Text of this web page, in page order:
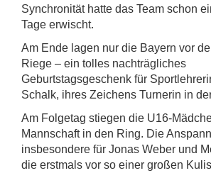
Synchronität hatte das Team schon
Tage erwischt.
Am Ende lagen nur die Bayern vor
Riege – ein tolles nachträgliches
Geburtstagsgeschenk für
Schalk, ihres Zeichens Turnerin in
Am Folgetag stiegen die U16-
Mannschaft in den Ring. Die
insbesondere für Jonas Weber und
die erstmals vor so einer großen